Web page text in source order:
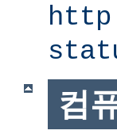
컴